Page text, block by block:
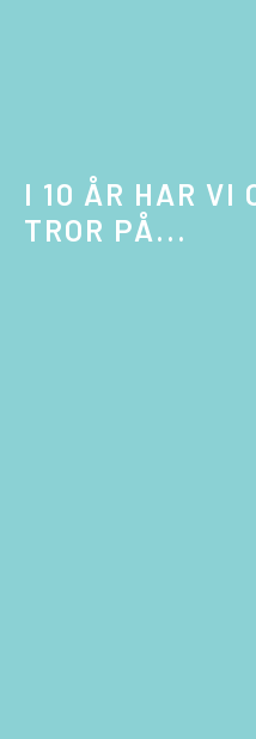
I 10 ÅR HAR VI
TROR PÅ...